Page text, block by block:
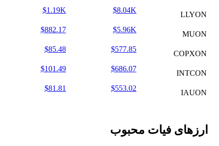
LLYON
$8.04K
$1.19K
MUON
$5.96K
$882.17
COPXON
$577.85
$85.48
INTCON
$686.07
$101.49
IAUON
$553.02
$81.81
ارزهای فیات محبوب